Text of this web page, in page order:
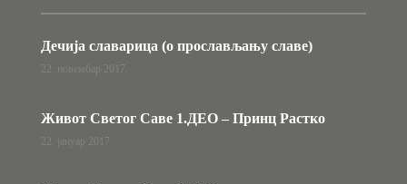
Дечија славарица (о прослављању славе)
22. новембар 2017.
Живот Светог Саве 1.ДЕО – Принц Растко
22. јануар 2017.